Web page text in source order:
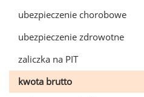
ubezpieczenie chorobowe
ubezpieczenie zdrowotne
zaliczka na PIT
kwota brutto